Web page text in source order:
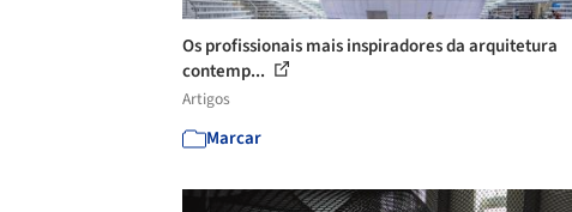
Os profissionais mais inspiradores da arquitetura
contemp...
Artigos
Marcar